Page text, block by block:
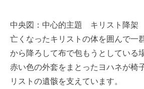
中央図：中心的主題 キリスト降架
亡くなったキリストの体を囲んで一
から降ろして布で包もうとしている
赤い色の外套をまとったヨハネが椅
リストの遺骸を支えています。